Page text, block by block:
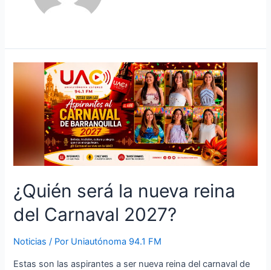
¿Quién será la nueva reina
del Carnaval 2027?
Noticias / Por Uniautónoma 94.1 FM
Estas son las aspirantes a ser nueva reina del carnaval de